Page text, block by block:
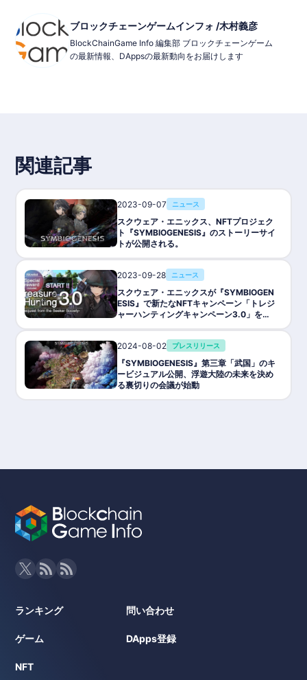
ドミッションへの参加権を獲得することができます。
せん。他のプレイヤーはその結末を見守ることしかできません。
■言語 : 英語、日本語
■ブロックチェーン :Ethereum, Polygon
■NFT :アイテム、キャラクター
■トークン： -
■開発パートナー：ストーリーノート,Precious Analytics
■提供会社/開発会社 : SQUARE ENIX
■Wihte Papaer：
ブロックチェーンゲームインフォ /木村義彦
BlockChainGame Info 編集部 ブロックチェーンゲーム
の最新情報、DAppsの最新動向をお届けします
関連記事
2023-09-07 ニュース
スクウェア・エニックス、NFTプロジェク
ト『SYMBIOGENESIS』のストーリーサイ
トが公開される。
2023-09-28 ニュース
スクウェア・エニックスが『SYMBIOGEN
ESIS』で新たなNFTキャンペーン「トレジ
ャーハンティングキャンペーン3.0」を開
2024-08-02
プレスリリース
『SYMBIOGENESIS』第三章「武国」のキ
ービジュアル公開、浮遊大陸の未来を決め
る裏切りの会議が始動
ランキング
ゲーム
NFT
問い合わせ
DApps登録